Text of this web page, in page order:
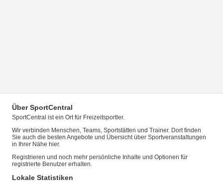
Über SportCentral
SportCentral ist ein Ort für Freizeitsportler.
Wir verbinden Menschen, Teams, Sportstätten und Trainer. Dort finden
Sie auch die besten Angebote und Übersicht über Sportveranstaltungen
in Ihrer Nähe hier.
Registrieren und noch mehr persönliche Inhalte und Optionen für
registrierte Benutzer erhalten.
Lokale Statistiken